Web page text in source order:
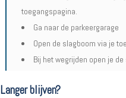
toegangspagina.
Ga naar de parkeergarage
Open de slagboom via je
Bij het wegrijden open je
Langer blijven?